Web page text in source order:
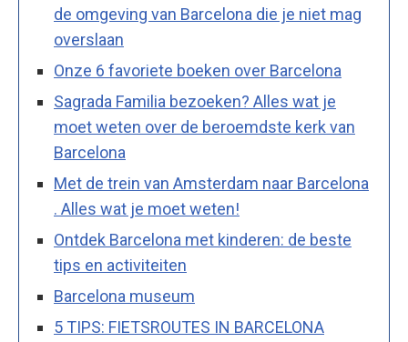
de omgeving van Barcelona die je niet mag
overslaan
Onze 6 favoriete boeken over Barcelona
Sagrada Familia bezoeken? Alles wat je
moet weten over de beroemdste kerk van
Barcelona
Met de trein van Amsterdam naar Barcelona
. Alles wat je moet weten!
Ontdek Barcelona met kinderen: de beste
tips en activiteiten
Barcelona museum
5 TIPS: FIETSROUTES IN BARCELONA